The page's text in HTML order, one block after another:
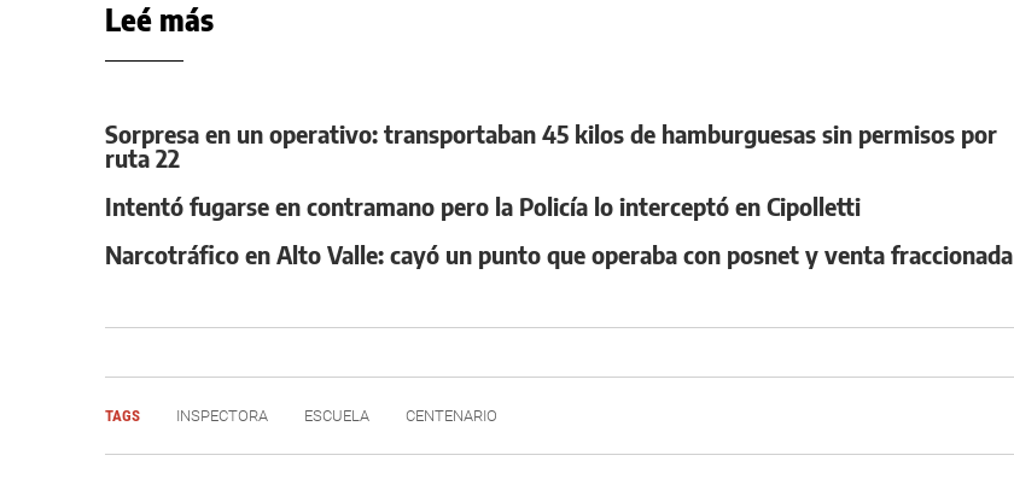
Leé más
Sorpresa en un operativo: transportaban 45 kilos de hamburguesas sin permisos por
ruta 22
Intentó fugarse en contramano pero la Policía lo interceptó en Cipolletti
Narcotráfico en Alto Valle: cayó un punto que operaba con posnet y venta fraccionada
TAGS INSPECTORA ESCUELA CENTENARIO